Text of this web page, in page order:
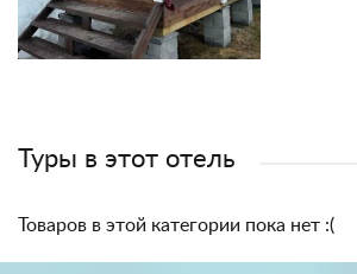
Туры в этот отель
Товаров в этой категории пока нет :(